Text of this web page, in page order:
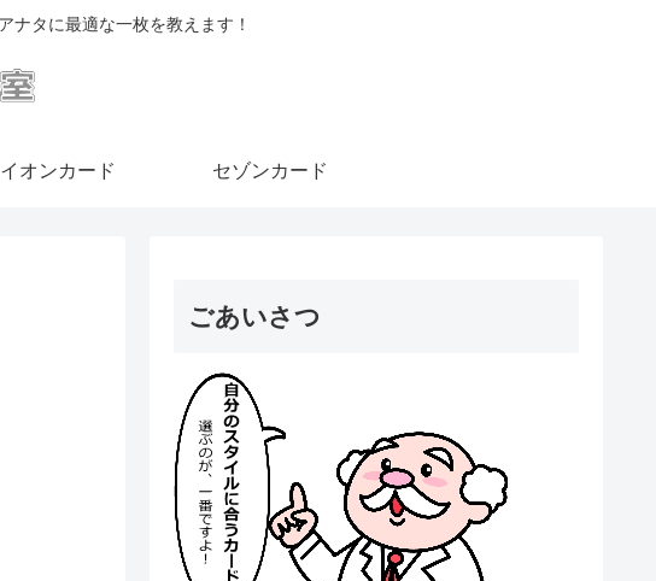
ナタに最適な一枚を教えます！
イオンカード セゾンカード
ごあいさつ